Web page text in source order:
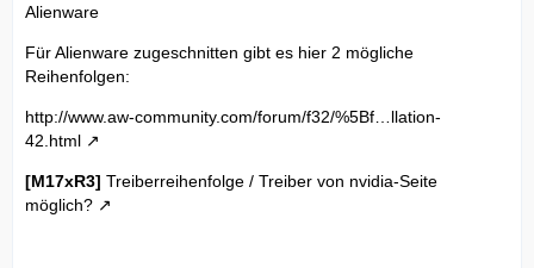
Alienware
Für Alienware zugeschnitten gibt es hier 2 mögliche
Reihenfolgen:
http://www.aw-community.com/forum/f32/%5Bf…llation-
42.html
[M17xR3] Treiberreihenfolge / Treiber von nvidia-Seite
möglich?